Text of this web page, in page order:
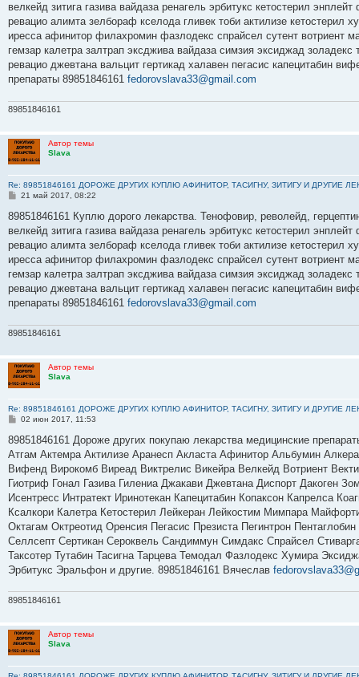
щ
е
и
е
велкейд зитига газива вайдаза ренагель эрбитукс кетостерил
ревацио алимта зелбораф кселода гливек тоби актилизе кетостерил
иресса афинитор филахромин фазлодекс спрайсел сутент вотриент
гемзар калетра залтрап эксджива вайдаза симзия эксиджад
ревацио джевтана вальцит гертикад халавен пегасис капецитабин
препараты 89851846161 fedorovslava33@gmail.com
89851846161
Автор темы
Slava
Re: 89851846161 ДОРОЖЕ ДРУГИХ КУПЛЮ АФИНИТОР, ТАСИГНУ, ЗИТИГУ И ДРУГИЕ
С
о
щ
е
и
е
21 май 2017, 08:22
89851846161 Куплю дорого лекарства. Тенофовир, револейд,
велкейд зитига газива вайдаза ренагель эрбитукс кетостерил
ревацио алимта зелбораф кселода гливек тоби актилизе кетостерил
иресса афинитор филахромин фазлодекс спрайсел сутент вотриент
гемзар калетра залтрап эксджива вайдаза симзия эксиджад
ревацио джевтана вальцит гертикад халавен пегасис капецитабин
препараты 89851846161 fedorovslava33@gmail.com
89851846161
Автор темы
Slava
Re: 89851846161 ДОРОЖЕ ДРУГИХ КУПЛЮ АФИНИТОР, ТАСИГНУ, ЗИТИГУ И ДРУГИЕ
С
о
щ
е
и
е
02 июн 2017, 11:53
89851846161 Дороже других покупаю лекарства медицинские
Атгам Актемра Актилизе Аранесп Акласта Афинитор Альбумин
Вифенд Вирокомб Виреад Виктрелис Викейра Велкейд Вотриент
Гиотриф Гонал Газива Гилениа Джакави Джевтана Диспорт Дакоген
Исентресс Интратект Иринотекан Капецитабин Копаксон Капрелса
Ксалкори Калетра Кетостерил Лейкеран Лейкостим Мимпара
Октагам Октреотид Оренсия Пегасис Презиста Пегинтрон
Селлсепт Сертикан Сероквель Сандиммун Симдакс Спрайсел
Таксотер Тутабин Тасигна Тарцева Темодал Фазлодекс Хумира
Эрбитукс Эральфон и другие. 89851846161 Вячеслав
89851846161
Автор темы
Slava